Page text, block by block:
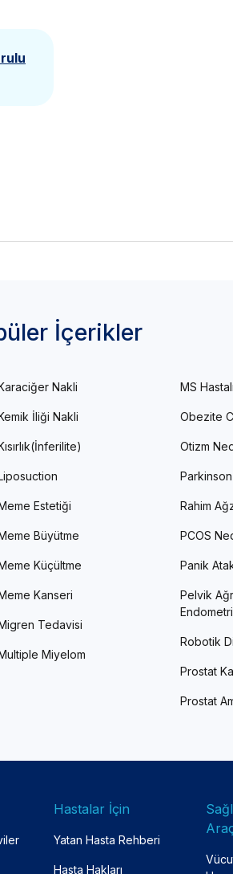
İçerikler
Nakli
İliği Nakli
Estetiği
Büyütme
Küçültme
Kanseri
Tedavisi
Miyelom
MS
Obezite
Otizm
Rahim
PCOS
Panik
Pelvik
Robotik
Prostat
Prostat
Hastalar İçin
Yatan Hasta Rehberi
Hasta Hakları